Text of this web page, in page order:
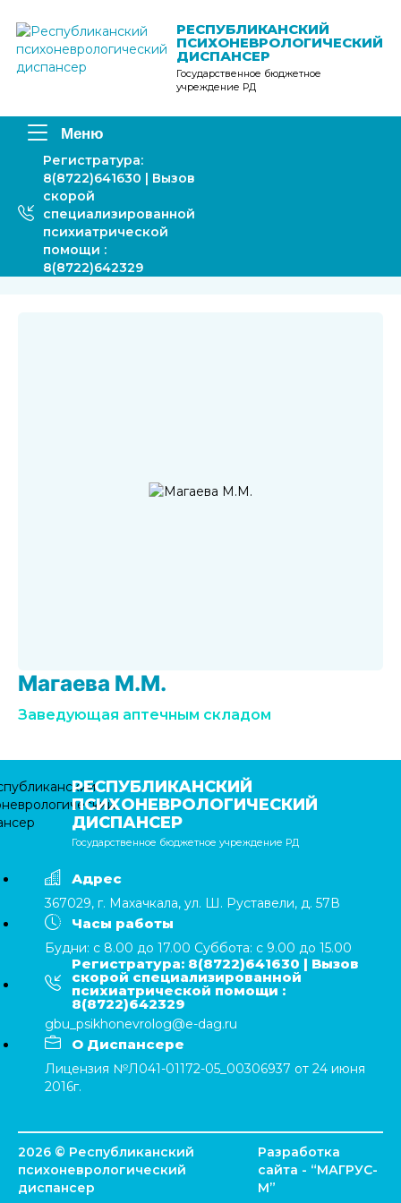
содержимому
РЕСПУБЛИКАНСКИЙ
ПСИХОНЕВРОЛОГИЧЕСКИЙ
ДИСПАНСЕР
Государственное бюджетное
учреждение РД
Меню
Регистратура:
8(8722)641630 | Вызов
скорой
специализированной
психиатрической
помощи :
8(8722)642329
Магаева М.М.
Заведующая аптечным складом
РЕСПУБЛИКАНСКИЙ
ПСИХОНЕВРОЛОГИЧЕСКИЙ
ДИСПАНСЕР
Государственное бюджетное учреждение РД
Адрес
367029, г. Махачкала, ул. Ш. Руставели, д. 57В
Часы работы
Будни: с 8.00 до 17.00 Суббота: с 9.00 до 15.00
Регистратура: 8(8722)641630 | Вызов
скорой специализированной
психиатрической помощи :
8(8722)642329
gbu_psikhonevrolog@e-dag.ru
О Диспансере
Лицензия №Л041-01172-05_00306937 от 24 июня
2016г.
2026 © Республиканский
психоневрологический
диспансер
Разработка
сайта - “МАГРУС-
М”